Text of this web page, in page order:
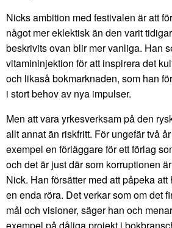
Nicks ambition med festivalen är att
något mer eklektisk än den varit
beskrivits ovan blir mer vanliga. Han
vitamininjektion för att inspirera det
och likaså bokmarknaden, som han
i stort behov av nya impulser.
Men att vara yrkesverksam på den
allt annat än riskfritt. För ungefär två
exempel en förläggare för ett förlag
och det är just där som korruptionen
Nick. Han försätter med att påpeka
en enda röra. Det verkar som om det
mål och visioner, säger han och
exempel på dåliga projekt i